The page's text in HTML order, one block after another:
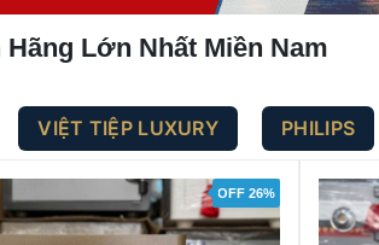
Lớn Nhất Miền Nam
VIỆT TIỆP LUXURY PHILIPS
OFF 26%